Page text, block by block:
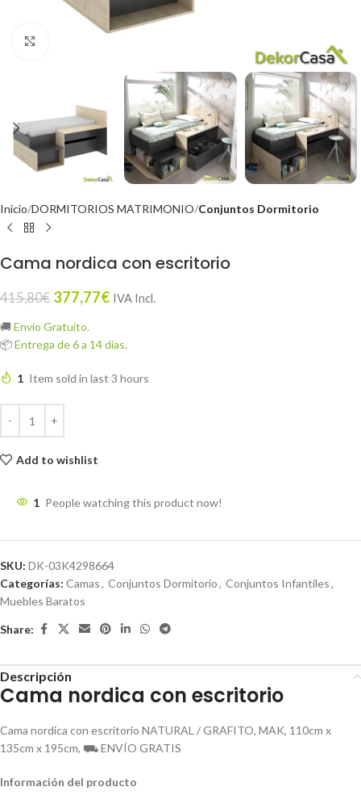
Inicio DORMITORIOS MATRIMONIO Conjuntos Dormitorio
Cama nordica con escritorio
415,80€ 377,77€ IVA Incl.
🚚 Envío Gratuito.
📦Entrega de 6 a 14 días.
1 Item sold in last 3 hours
Add to wishlist
1 People watching this product now!
SKU: DK-03K4298664
Categorías: Camas, Conjuntos Dormitorio, Conjuntos Infantiles,
Muebles Baratos
Share:
Descripción
Cama nordica con escritorio
Cama nordica con escritorio NATURAL / GRAFITO, MAK, 110cm x
135cm x 195cm, ⛟ ENVÍO GRATIS
Información del producto